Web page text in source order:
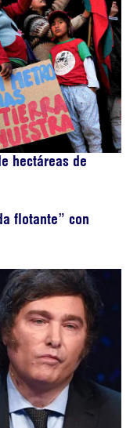
hectáreas de
flotante” con